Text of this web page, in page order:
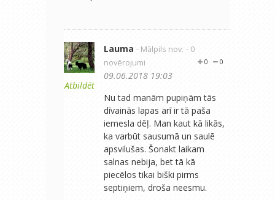
Atbildēt
Lauma - Mālpils nov. - 0
novērojumi
0
0
09.06.2018 19:03
Nu tad manām pupiņām tās
dīvainās lapas arī ir tā paša
iemesla dēļ. Man kaut kā likās,
ka varbūt sausumā un saulē
apsvilušas. Šonakt laikam
salnas nebija, bet tā kā
piecēlos tikai biški pirms
septiņiem, droša neesmu.